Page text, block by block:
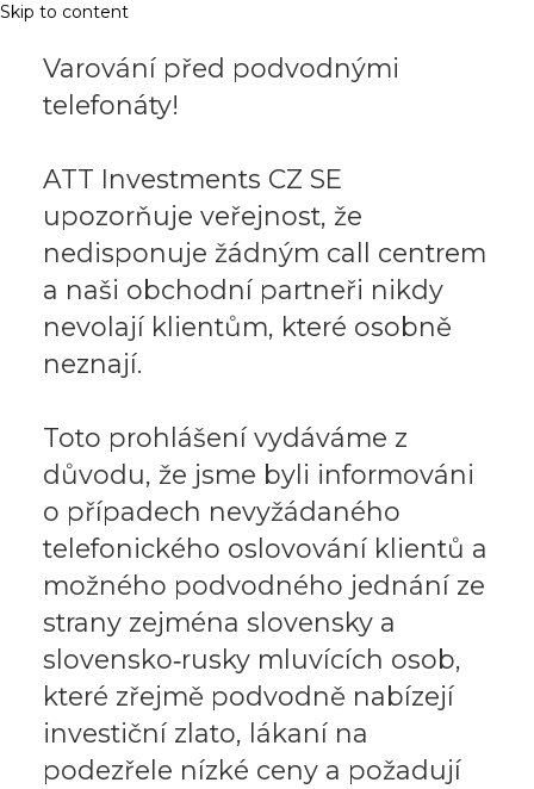
Skip to content
Varování před podvodnými
telefonáty!
ATT Investments CZ SE
upozorňuje veřejnost, že
nedisponuje žádným call centrem
a naši obchodní partneři nikdy
nevolají klientům, které osobně
neznají.
Toto prohlášení vydáváme z
důvodu, že jsme byli informováni
o případech nevyžádaného
telefonického oslovování klientů a
možného podvodného jednání ze
strany zejména slovensky a
slovensko‑rusky mluvících osob,
které zřejmě podvodně nabízejí
investiční zlato, lákaní na
podezřele nízké ceny a požadují